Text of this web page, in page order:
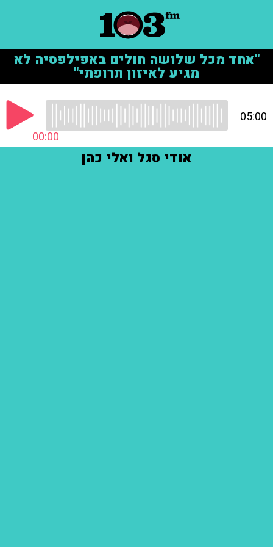
"אחד מכל שלושה חולים באפילפסיה לא
מגיע לאיזון תרופתי"
00:00
05:00
אודי סגל ואלי כהן